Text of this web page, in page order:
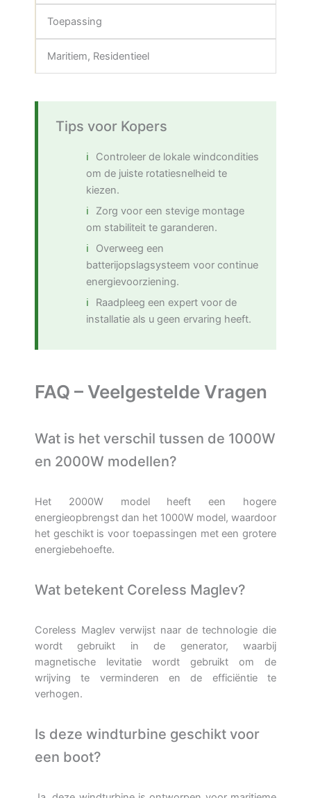
Toepassing
Maritiem, Residentieel
Tips voor Kopers
Controleer de lokale windcondities
om de juiste rotatiesnelheid te
kiezen.
Zorg voor een stevige montage
om stabiliteit te garanderen.
Overweeg een
batterijopslagsysteem voor continue
energievoorziening.
Raadpleeg een expert voor de
installatie als u geen ervaring heeft.
FAQ – Veelgestelde Vragen
Wat is het verschil tussen de 1000W
en 2000W modellen?
Het 2000W model heeft een hogere
energieopbrengst dan het 1000W model, waardoor
het geschikt is voor toepassingen met een grotere
energiebehoefte.
Wat betekent Coreless Maglev?
Coreless Maglev verwijst naar de technologie die
wordt gebruikt in de generator, waarbij
magnetische levitatie wordt gebruikt om de
wrijving te verminderen en de efficiëntie te
verhogen.
Is deze windturbine geschikt voor
een boot?